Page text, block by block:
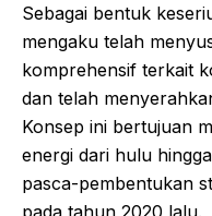
Sebagai bentuk
mengaku telah
komprehensif terkait
dan telah
Konsep ini bertujuan
energi dari hulu
pasca-pembentukan
pada tahun 2020 lalu.